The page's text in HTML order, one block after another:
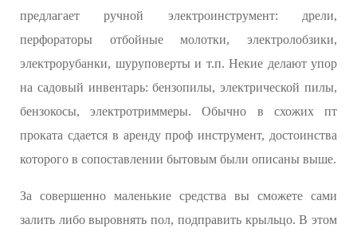
предлагает ручной электроинструмент: дрели,
перфораторы отбойные молотки, электролобзики,
электрорубанки, шуруповерты и т.п. Некие делают упор
на садовый инвентарь: бензопилы, электрической пилы,
бензокосы, электротриммеры. Обычно в схожих пт
проката сдается в аренду проф инструмент, достоинства
которого в сопоставлении бытовым были описаны выше.
За совершенно маленькие средства вы сможете сами
залить либо выровнять пол, подправить крыльцо. В этом